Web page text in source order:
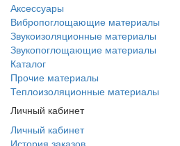
Аксессуары
Вибропоглощающие материалы
Звукоизоляционные материалы
Звукопоглощающие материалы
Каталог
Прочие материалы
Теплоизоляционные материалы
Личный кабинет
Личный кабинет
История заказов